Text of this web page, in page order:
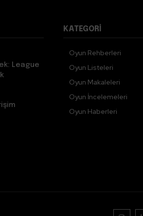
League
KATEGORI
Oyun Rehberleri
Oyun Listeleri
Oyun Makaleleri
Oyun İncelemeleri
Oyun Haberleri